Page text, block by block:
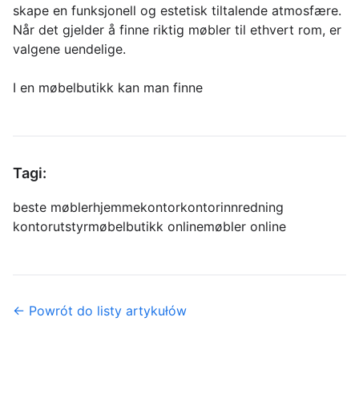
skape en funksjonell og estetisk tiltalende atmosfære.
Når det gjelder å finne riktig møbler til ethvert rom, er
valgene uendelige.
I en møbelbutikk kan man finne
Tagi:
beste møblerhjemmekontorkontorinnredning
kontorutstyrmøbelbutikk onlinemøbler online
← Powrót do listy artykułów